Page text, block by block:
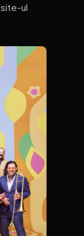
ul